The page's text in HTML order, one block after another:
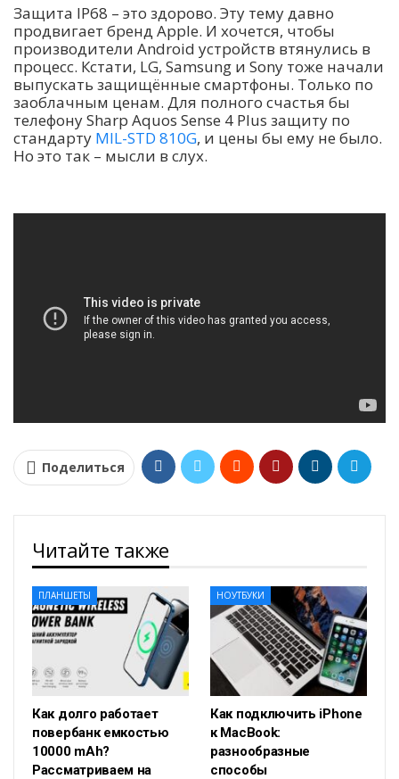
Защита IP68 – это здорово. Эту тему давно
продвигает бренд Apple. И хочется, чтобы
производители Android устройств втянулись в
процесс. Кстати, LG, Samsung и Sony тоже начали
выпускать защищённые смартфоны. Только по
заоблачным ценам. Для полного счастья бы
телефону Sharp Aquos Sense 4 Plus защиту по
стандарту MIL-STD 810G, и цены бы ему не было.
Но это так – мысли в слух.
Поделиться
Читайте также
ПЛАНШЕТЫ
Как долго работает
повербанк емкостью
10000 mAh?
Рассматриваем на
НОУТБУКИ
Как подключить iPhone
к MacBook:
разнообразные
способы